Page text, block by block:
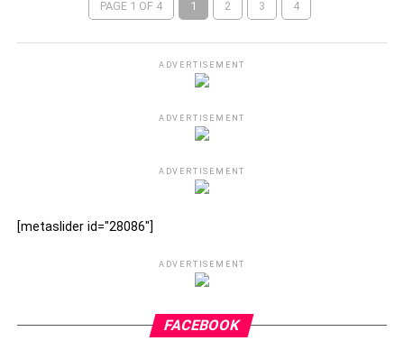
PAGE 1 OF 4 1 2 3 4
ADVERTISEMENT
ADVERTISEMENT
ADVERTISEMENT
[metaslider id="28086"]
ADVERTISEMENT
FACEBOOK